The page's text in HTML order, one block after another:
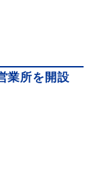
業所を開設